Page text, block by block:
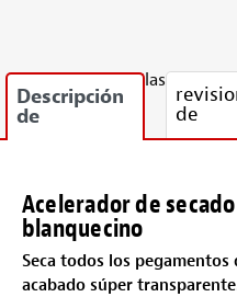
Descripción
de
las
de
Acelerador de
blanquecino
Seca todos los
acabado súper